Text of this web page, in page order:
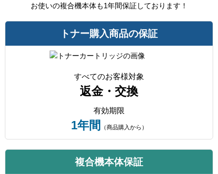
お使いの複合機本体も1年間保証しております！
トナー購入商品の保証
すべてのお客様対象
返金・交換
有効期限
1年間 （商品購入から）
複合機本体保証